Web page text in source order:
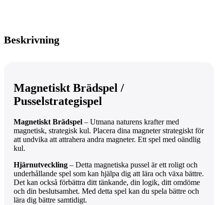
Beskrivning
Magnetiskt Brädspel /
Pusselstrategispel
Magnetiskt Brädspel – Utmana naturens krafter med
magnetisk, strategisk kul. Placera dina magneter strategiskt för
att undvika att attrahera andra magneter. Ett spel med oändlig
kul.
Hjärnutveckling – Detta magnetiska pussel är ett roligt och
underhållande spel som kan hjälpa dig att lära och växa bättre.
Det kan också förbättra ditt tänkande, din logik, ditt omdöme
och din beslutsamhet. Med detta spel kan du spela bättre och
lära dig bättre samtidigt.